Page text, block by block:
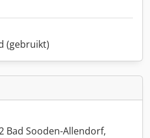
(gebruikt)
Bad Sooden-Allendorf,